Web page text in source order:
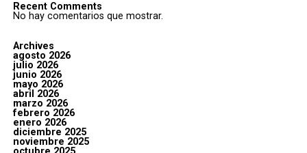
Recent Comments
No hay comentarios que mostrar.
Archives
agosto 2026
julio 2026
junio 2026
mayo 2026
abril 2026
marzo 2026
febrero 2026
enero 2026
diciembre 2025
noviembre 2025